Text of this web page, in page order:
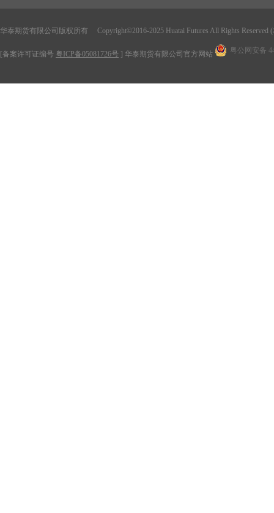
华泰期货有限公司版权所有 Copyright©2016-2025 Huatai Futures All Rights
[备案许可证编号 粤ICP备05081726号 ] 华泰期货有限公司官方网站 粤公网安备